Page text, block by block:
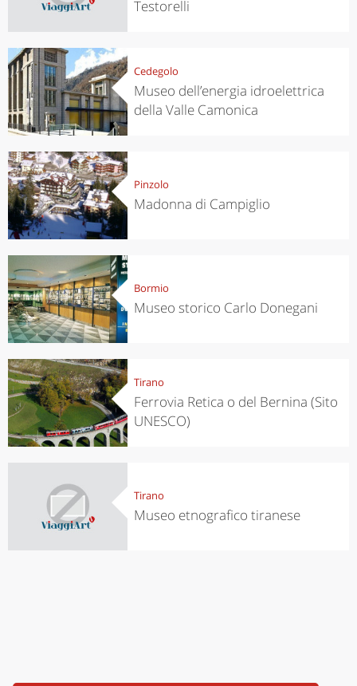
Testorelli
Cedegolo
Museo dell’energia idroelettrica
della Valle Camonica
Pinzolo
Madonna di Campiglio
Bormio
Museo storico Carlo Donegani
Tirano
Ferrovia Retica o del Bernina (Sito
UNESCO)
Tirano
Museo etnografico tiranese